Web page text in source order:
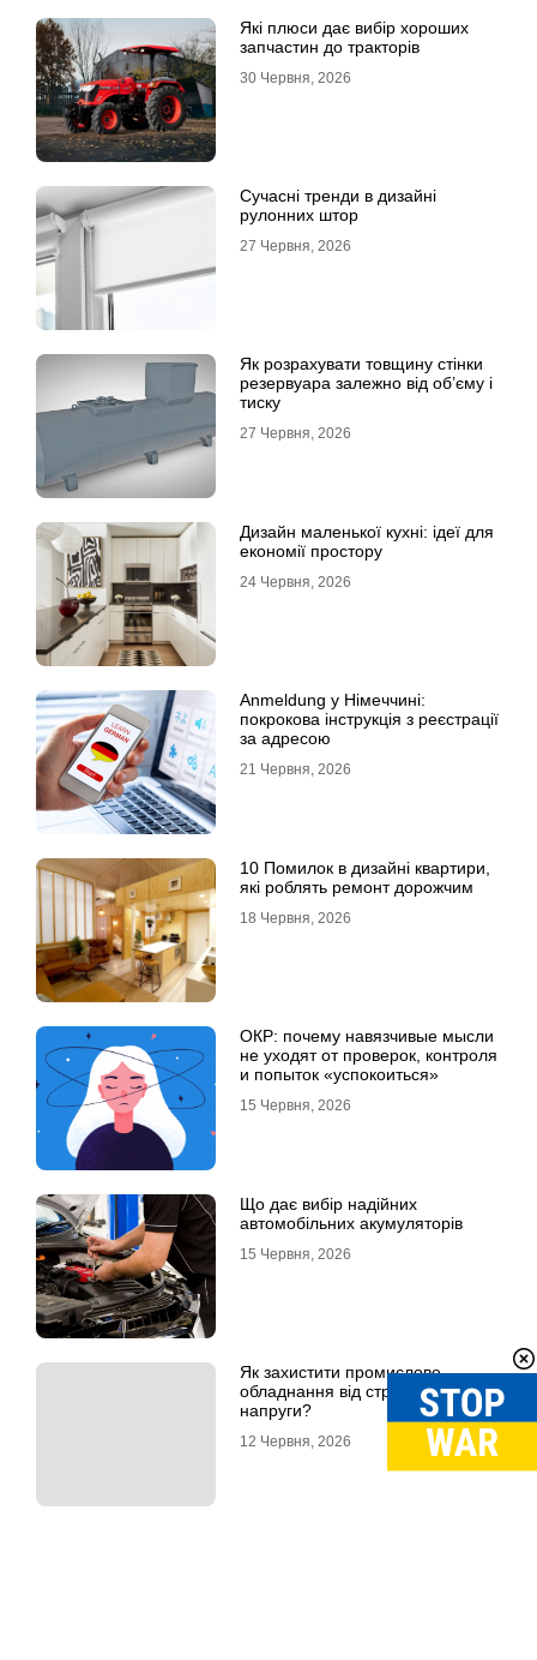
Які плюси дає вибір хороших
запчастин до тракторів
30 Червня, 2026
Сучасні тренди в дизайні
рулонних штор
27 Червня, 2026
Як розрахувати товщину стінки
резервуара залежно від об’єму і
тиску
27 Червня, 2026
Дизайн маленької кухні: ідеї для
економії простору
24 Червня, 2026
Anmeldung у Німеччині:
покрокова інструкція з реєстрації
за адресою
21 Червня, 2026
10 Помилок в дизайні квартири,
які роблять ремонт дорожчим
18 Червня, 2026
ОКР: почему навязчивые мысли
не уходят от проверок, контроля
и попыток «успокоиться»
15 Червня, 2026
Що дає вибір надійних
автомобільних акумуляторів
15 Червня, 2026
Як захистити промислове
обладнання від стрибків
напруги?
12 Червня, 2026